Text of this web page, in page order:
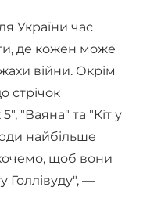
України час
де кожен може
війни. Окрім
стрічок
"Ваяна" та "Кіт у
найбільше
щоб вони
Голлівуду", —